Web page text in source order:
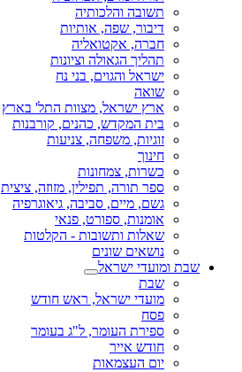
תשובה והלכותיה
דיבור, שפה, אותיות
חברה, אקטואליה
תהליך הגאולה וציונות
ישראל והגוים, בני נח
שואה
ארץ ישראל, מצוות התל' בארץ
בית המקדש, כהנים, קורבנות
זוגיות, משפחה, צניעות
חינוך
כשרות, צמחונות
ספר תורה, תפילין, מזוזה, ציצית
גשם, מיים, סביבה, גיאוגרפיה
אומנות, ספורט, פנאי
שאלות ותשובות - הקלטות
נושאים שונים
שבת ומועדי ישראל
שבת
מועדי ישראל, ראש חודש
פסח
ספירת העומר, ל"ג בעומר
חודש אייר
יום העצמאות